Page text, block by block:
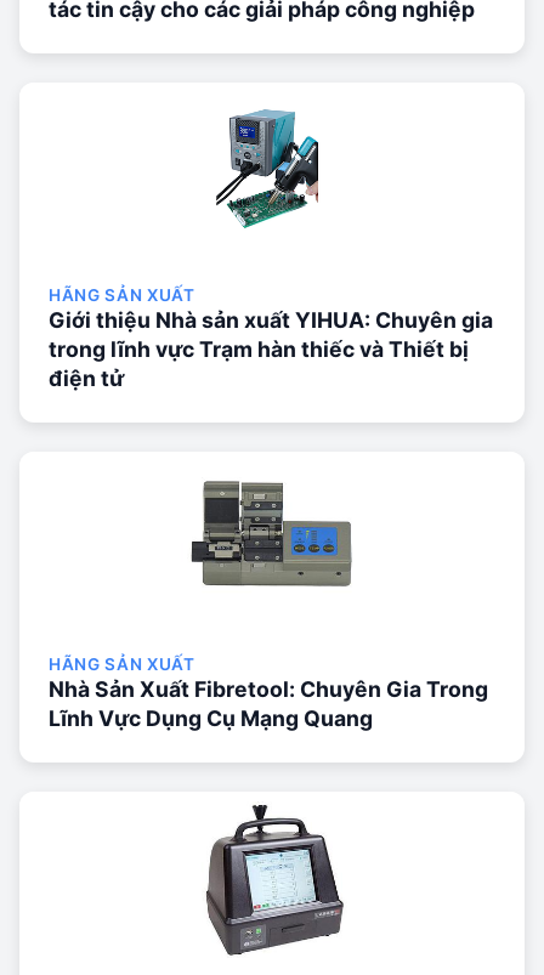
tác tin cậy cho các giải pháp công nghiệp
HÃNG SẢN XUẤT
Giới thiệu Nhà sản xuất YIHUA: Chuyên gia
trong lĩnh vực Trạm hàn thiếc và Thiết bị
điện tử
HÃNG SẢN XUẤT
Nhà Sản Xuất Fibretool: Chuyên Gia Trong
Lĩnh Vực Dụng Cụ Mạng Quang